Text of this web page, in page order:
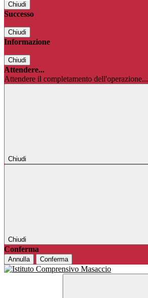
Chiudi
Successo
Chiudi
Informazione
Chiudi
Attendere...
Attendere il completamento dell'operazione...
Chiudi
Chiudi
Conferma
Annulla Conferma